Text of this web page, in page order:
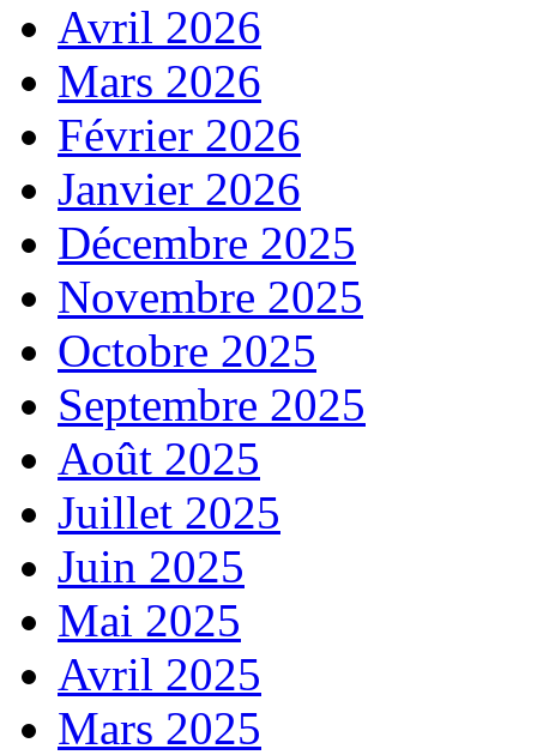
Avril 2026
Mars 2026
Février 2026
Janvier 2026
Décembre 2025
Novembre 2025
Octobre 2025
Septembre 2025
Août 2025
Juillet 2025
Juin 2025
Mai 2025
Avril 2025
Mars 2025